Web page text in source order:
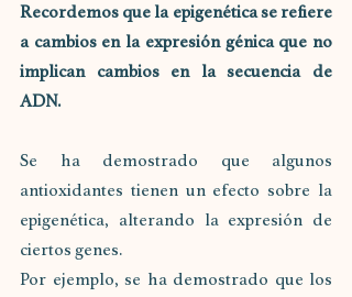
Recordemos que la epigenética se refiere
a cambios en la expresión génica que no
implican cambios en la secuencia de
ADN.
Se ha demostrado que algunos
antioxidantes tienen un efecto sobre la
epigenética, alterando la expresión de
ciertos genes.
Por ejemplo, se ha demostrado que los